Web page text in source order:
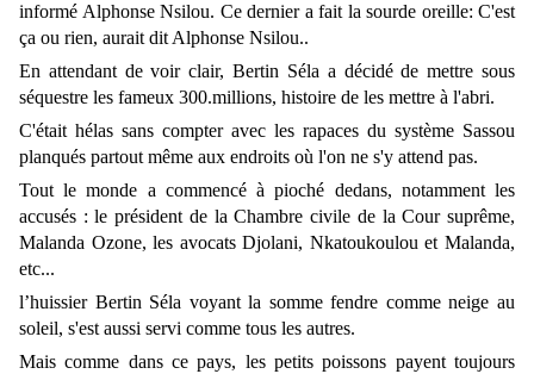
informé Alphonse Nsilou. Ce dernier a fait la sourde oreille: C'est
ça ou rien, aurait dit Alphonse Nsilou..
En attendant de voir clair, Bertin Séla a décidé de mettre sous
séquestre les fameux 300.millions, histoire de les mettre à l'abri.
C'était hélas sans compter avec les rapaces du système Sassou
planqués partout même aux endroits où l'on ne s'y attend pas.
Tout le monde a commencé à pioché dedans, notamment les
accusés : le président de la Chambre civile de la Cour suprême,
Malanda Ozone, les avocats Djolani, Nkatoukoulou et Malanda,
etc...
l’huissier Bertin Séla voyant la somme fendre comme neige au
soleil, s'est aussi servi comme tous les autres.
Mais comme dans ce pays, les petits poissons payent toujours